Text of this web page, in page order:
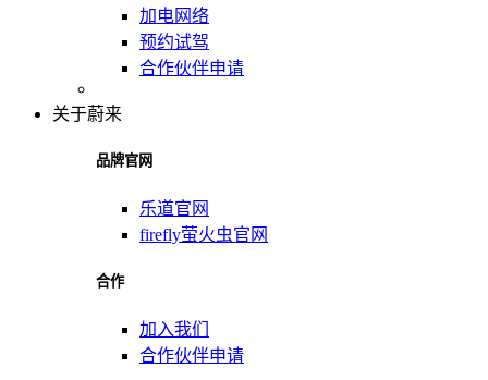
加电网络
预约试驾
合作伙伴申请
关于蔚来
品牌官网
乐道官网
firefly萤火虫官网
合作
加入我们
合作伙伴申请